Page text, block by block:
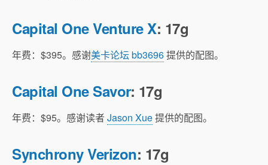
Capital One Venture X: 17g
年费：$395。感谢美卡论坛 bb3696提供的配图。
Capital One Savor: 17g
年费：$95。感谢读者Jason Xue提供的配图。
Synchrony Verizon: 17g